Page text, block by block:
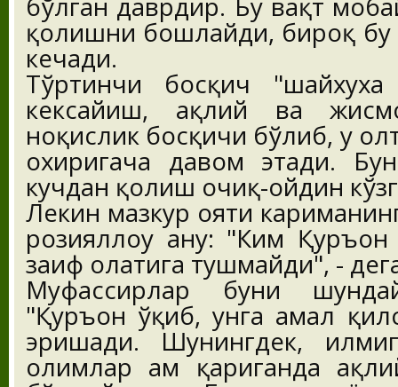
қолишни бошлайди, бироқ
кечади.
Тўртинчи босқич
кексайиш, ақлий ва
ноқислик босқичи бўлиб, у
охиригача давом этади.
кучдан қолиш очиқ-ойдин
Лекин мазкур ояти
розияллоҳу анҳу: "Ким
заиф ҳолатига тушмайди", -
Муфассирлар буни
"Қуръон ўқиб, унга амал
эришади. Шунингдек,
олимлар ҳам қариганда